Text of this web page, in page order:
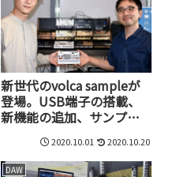
新世代のvolca sampleが
登場。USB端子の搭載、
新機能の追加、サンプル
ライブラリの一新……、
強化ポイントを開発者に
聞いてみた
2020.10.01 2020.10.20
DAW